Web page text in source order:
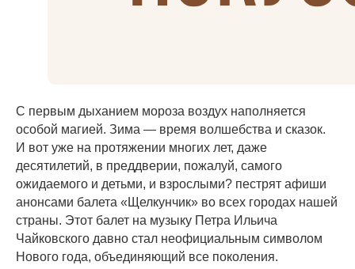
С первым дыханием мороза воздух наполняется
особой магией. Зима — время волшебства и сказок.
И вот уже на протяжении многих лет, даже
десятилетий, в преддверии, пожалуй, самого
ожидаемого и детьми, и взрослыми? пестрят афиши
анонсами балета «Щелкунчик» во всех городах нашей
страны. Этот балет на музыку Петра Ильича
Чайковского давно стал неофициальным символом
Нового года, объединяющий все поколения.